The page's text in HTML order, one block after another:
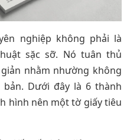
nghiệp không phải là
sặc sỡ. Nó tuân thủ
nhằm nhường không
Dưới đây là 6 thành
hình nên một tờ giấy tiêu